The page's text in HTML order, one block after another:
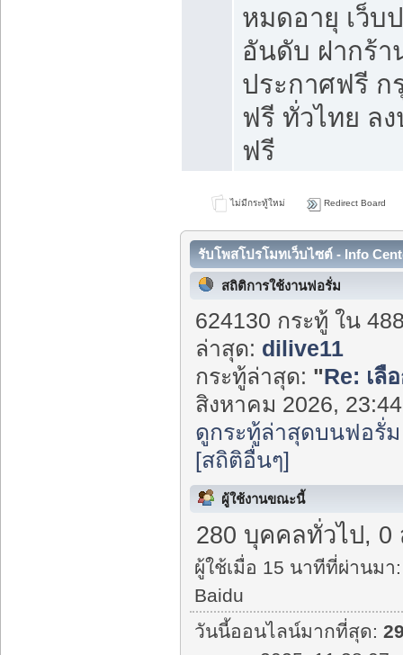
หมดอายุ เว็บ
อันดับ ฝากร้า
ประกาศฟรี ก
ฟรี ทั่วไทย ล
ฟรี
ไม่มีกระทู้ใหม่ Redirect Board
รับโพสโปรโมทเว็บไซต์ - Info
สถิติการใช้งานฟอรั่ม
624130 กระทู้ ใน
ล่าสุด: dilive11
กระทู้ล่าสุด: "Re: เลื
สิงหาคม 2026,
ดูกระทู้ล่าสุดบนฟอรั่ม
[สถิติอื่นๆ]
ผู้ใช้งานขณะนี้
280 บุคคลทั่วไป, 0
ผู้ใช้เมื่อ 15 นาทีที่ผ่านมา:
Baidu
วันนี้ออนไลน์มากที่สุด: